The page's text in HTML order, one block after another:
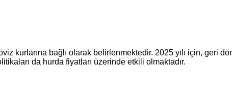
kurlarına bağlı olarak belirlenmektedir. 2025 yılı için, geri
da hurda fiyatları üzerinde etkili olmaktadır.